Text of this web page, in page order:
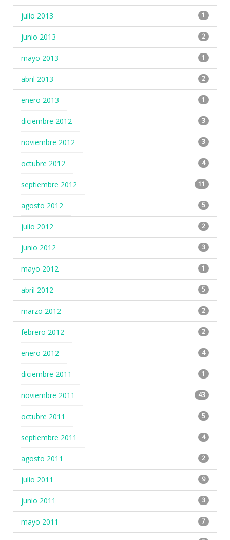
julio 2013 1
junio 2013 2
mayo 2013 1
abril 2013 2
enero 2013 1
diciembre 2012 3
noviembre 2012 3
octubre 2012 4
septiembre 2012 11
agosto 2012 5
julio 2012 2
junio 2012 3
mayo 2012 1
abril 2012 5
marzo 2012 2
febrero 2012 2
enero 2012 4
diciembre 2011 1
noviembre 2011 43
octubre 2011 5
septiembre 2011 4
agosto 2011 2
julio 2011 9
junio 2011 3
mayo 2011 7